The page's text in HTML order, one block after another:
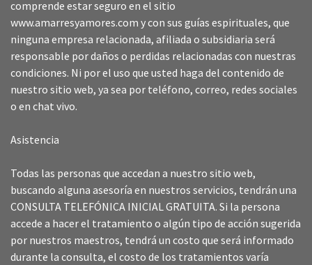
comprende estar seguro en el sitio
www.amarresyamores.com y con sus guías espirituales, que
ninguna empresa relacionada, afiliada o subsidiaria será
responsable por daños o perdidas relacionadas con nuestras
condiciones. Ni por el uso que usted haga del contenido de
nuestro sitio web, ya sea por teléfono, correo, redes sociales
o en chat vivo.
Asistencia
Todas las personas que accedan a nuestro sitio web,
buscando alguna asesoría en nuestros servicios, tendrán una
CONSULTA TELEFÓNICA INICIAL GRATUITA. Si la persona
accede a hacer el tratamiento o algún tipo de acción sugerida
por nuestros maestros, tendrá un costo que será informado
durante la consulta, el costo de los tratamientos varía